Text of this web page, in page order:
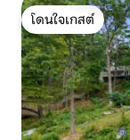
โดนใจเกสต์
โดนใจเกสต์